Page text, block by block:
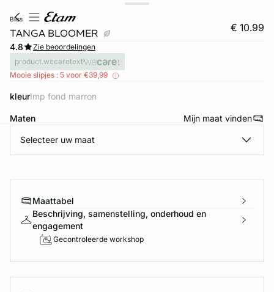
bliss
TANGA BLOOMER € 10.99
4.8
Zie beoordelingen
product.wecaretext
Mooie slipjes : 5 voor €39,99
kleur imp fond marron
Maten Mijn maat vinden
Selecteer uw maat
Maattabel
Beschrijving, samenstelling, onderhoud en
engagement
Gecontroleerde workshop